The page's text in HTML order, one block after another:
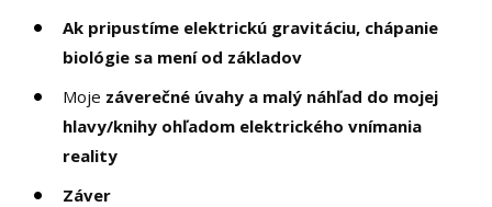
Ak pripustíme elektrickú gravitáciu, chápanie
biológie sa mení od základov
Moje záverečné úvahy a malý náhľad do mojej
hlavy/knihy ohľadom elektrického vnímania
reality
Záver